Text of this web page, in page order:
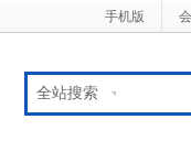
手机版
全站搜索